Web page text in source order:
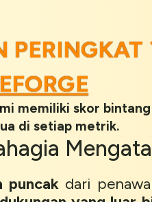
PERINGKAT
memiliki skor
di setiap metrik.
puncak dari